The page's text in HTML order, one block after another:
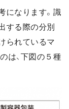
になります。識
する際の分別
られているマ
は、下図の５種